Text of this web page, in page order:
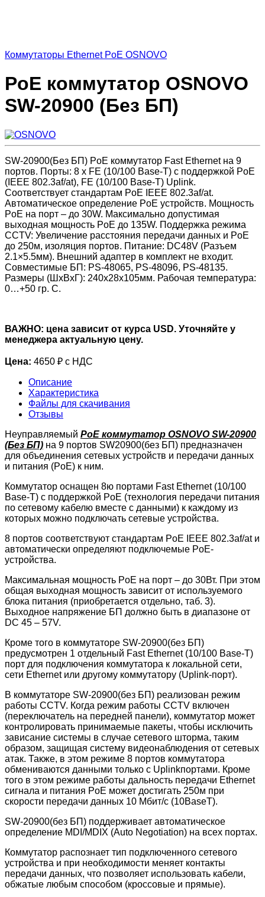
Коммутаторы Ethernet PoE OSNOVO
PoE коммутатор OSNOVO
SW-20900 (Без БП)
SW-20900(Без БП) PoE коммутатор Fast Ethernet на 9
портов. Порты: 8 х FE (10/100 Base-T) с поддержкой PoE
(IEEE 802.3af/at), FE (10/100 Base-T) Uplink.
Соответствует стандартам PoE IEEE 802.3af/at.
Автоматическое определение PoE устройств. Мощность
PoE на порт – до 30W. Максимально допустимая
выходная мощность PoE до 135W. Поддержка режима
CCTV: Увеличение расстояния передачи данных и PoE
до 250м, изоляция портов. Питание: DC48V (Разъем
2.1×5.5мм). Внешний адаптер в комплект не входит.
Совместимые БП: PS-48065, PS-48096, PS-48135.
Размеры (ШxВxГ): 240x28x105мм. Рабочая температура:
0…+50 гр. С.
ВАЖНО: цена зависит от курса USD. Уточняйте у
менеджера актуальную цену.
Цена: 4650 ₽ с НДС
Описание
Характеристика
Файлы для скачивания
Отзывы
Неуправляемый PoE коммутатор OSNOVO SW-20900
(Без БП) на 9 портов SW20900(без БП) предназначен
для объединения сетевых устройств и передачи данных
и питания (PoE) к ним.
Коммутатор оснащен 8ю портами Fast Ethernet (10/100
Base-T) с поддержкой PoE (технология передачи питания
по сетевому кабелю вместе с данными) к каждому из
которых можно подключать сетевые устройства.
8 портов соответствуют стандартам PoE IEEE 802.3af/at и
автоматически определяют подключемые PoE-
устройства.
Максимальная мощность PoE на порт – до 30Вт. При этом
общая выходная мощность зависит от используемого
блока питания (приобретается отдельно, таб. 3).
Выходное напряжение БП должно быть в диапазоне от
DC 45 – 57V.
Кроме того в коммутаторе SW-20900(без БП)
предусмотрен 1 отдельный Fast Ethernet (10/100 Base-T)
порт для подключения коммутатора к локальной сети,
сети Ethernet или другому коммутатору (Uplink-порт).
В коммутаторе SW-20900(без БП) реализован режим
работы CCTV. Когда режим работы CCTV включен
(переключатель на передней панели), коммутатор может
контролировать принимаемые пакеты, чтобы исключить
зависание системы в случае сетевого шторма, таким
образом, защищая систему видеонаблюдения от сетевых
атак. Также, в этом режиме 8 портов коммутатора
обмениваются данными только с Uplinkпортами. Кроме
того в этом режиме работы дальность передачи Ethernet
сигнала и питания PoE может достигать 250м при
скорости передачи данных 10 Мбит/с (10BaseT).
SW-20900(без БП) поддерживает автоматическое
определение MDI/MDIX (Auto Negotiation) на всех портах.
Коммутатор распознает тип подключенного сетевого
устройства и при необходимости меняет контакты
передачи данных, что позволяет использовать кабели,
обжатые любым способом (кроссовые и прямые).